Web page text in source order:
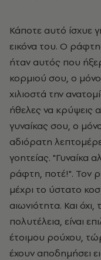
Κάποτε αυτό ίσχυε
εικόνα του. Ο
ήταν αυτός που
κορμιού σου, ο
χιλιοστά την
ήθελες να κρύψεις
γυναίκας σου, ο
αδιόρατη
γοητείας. "Γυναίκα
ράφτη, ποτέ!". Τον
μέχρι το ύστατο
αιωνιότητα. Και
πολυτέλεια, είναι
έτοιμου ρούχου,
έχουν αποδημήσει